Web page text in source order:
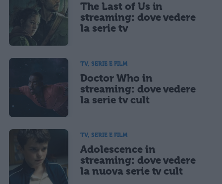
The Last of Us in
streaming: dove vedere
la serie tv
TV, SERIE E FILM
Doctor Who in
streaming: dove vedere
la serie tv cult
TV, SERIE E FILM
Adolescence in
streaming: dove vedere
la nuova serie tv cult